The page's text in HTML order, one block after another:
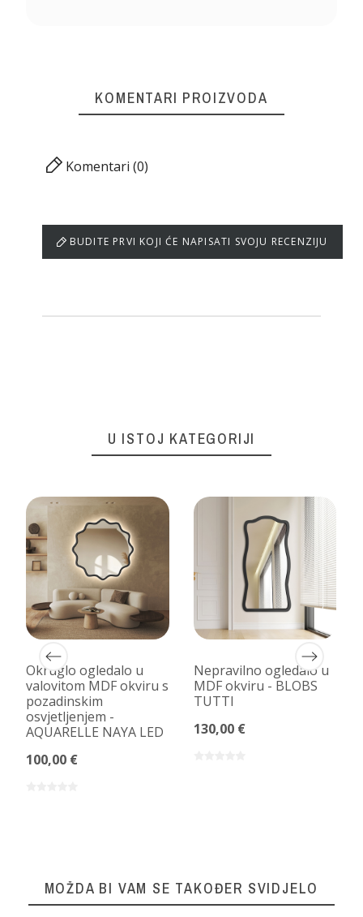
KOMENTARI PROIZVODA
Komentari (0)
BUDITE PRVI KOJI ĆE NAPISATI SVOJU RECENZIJU
U ISTOJ KATEGORIJI
Okruglo ogledalo u
valovitom MDF okviru s
pozadinskim
osvjetljenjem -
AQUARELLE NAYA LED
100,00 €
Nepravilno ogledalo u
MDF okviru - BLOBS
TUTTI
130,00 €
MOŽDA BI VAM SE TAKOĐER SVIDJELO